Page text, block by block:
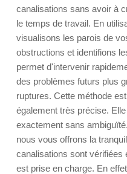
canalisations sans avoir à
le temps de travail. En
visualisons les parois de
obstructions et identifions
permet d'intervenir
des problèmes futurs plus
ruptures. Cette méthode
également très précise.
exactement sans
nous vous offrons la
canalisations sont vérifiées
est prise en charge. En